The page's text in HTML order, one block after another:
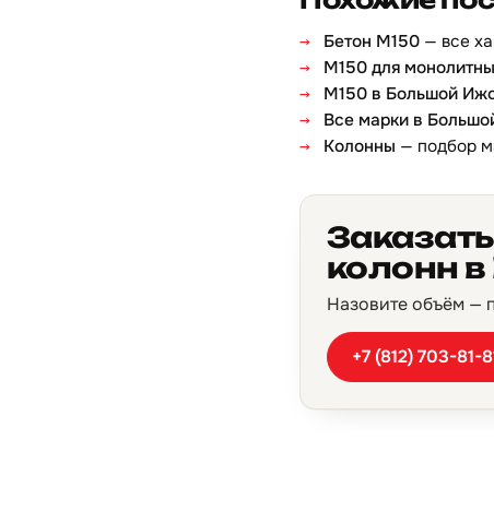
Бетон М150 — все
М150 для
М150 в Большой
Все марки в
Колонны — подбор
колонн
Назовите объём —
+7 (812) 703-81-